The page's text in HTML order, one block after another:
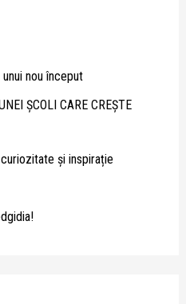
nou început
ȘCOLI CARE CREȘTE
și inspirație